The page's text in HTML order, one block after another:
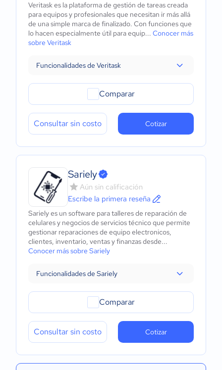
Veritask es la plataforma de gestión de tareas creada
para equipos y profesionales que necesitan ir más allá
de una simple marca de finalizado. Con funciones que
lo hacen especialmente útil para equip... Conocer más
sobre Veritask
Funcionalidades de Veritask
Comparar
Consultar sin costo Cotizar
Sariely
Aún sin calificación
Escribe la primera reseña
Sariely es un software para talleres de reparación de
celulares y negocios de servicios técnico que permite
gestionar reparaciones de equipo electronicos,
clientes, inventario, ventas y finanzas desde...
Conocer más sobre Sariely
Funcionalidades de Sariely
Comparar
Consultar sin costo Cotizar